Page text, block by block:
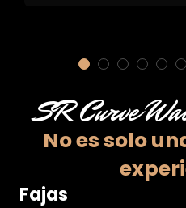
SR Curve
No es solo
Fajas